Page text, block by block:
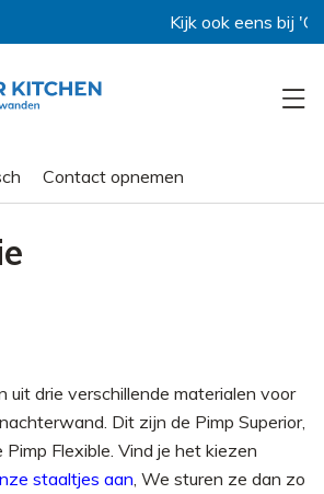
Kijk ook eens bij
Contact opnemen
uit drie verschillende materialen voor
Dit zijn de Pimp Superior,
Pimp Flexible. Vind je het kiezen
staaltjes aan , We sturen ze dan zo